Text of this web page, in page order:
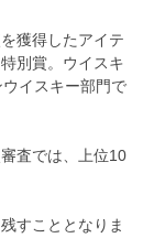
獲得したアイテ
別賞。ウイスキ
イスキー部門で
査では、上位10
すこととなりま